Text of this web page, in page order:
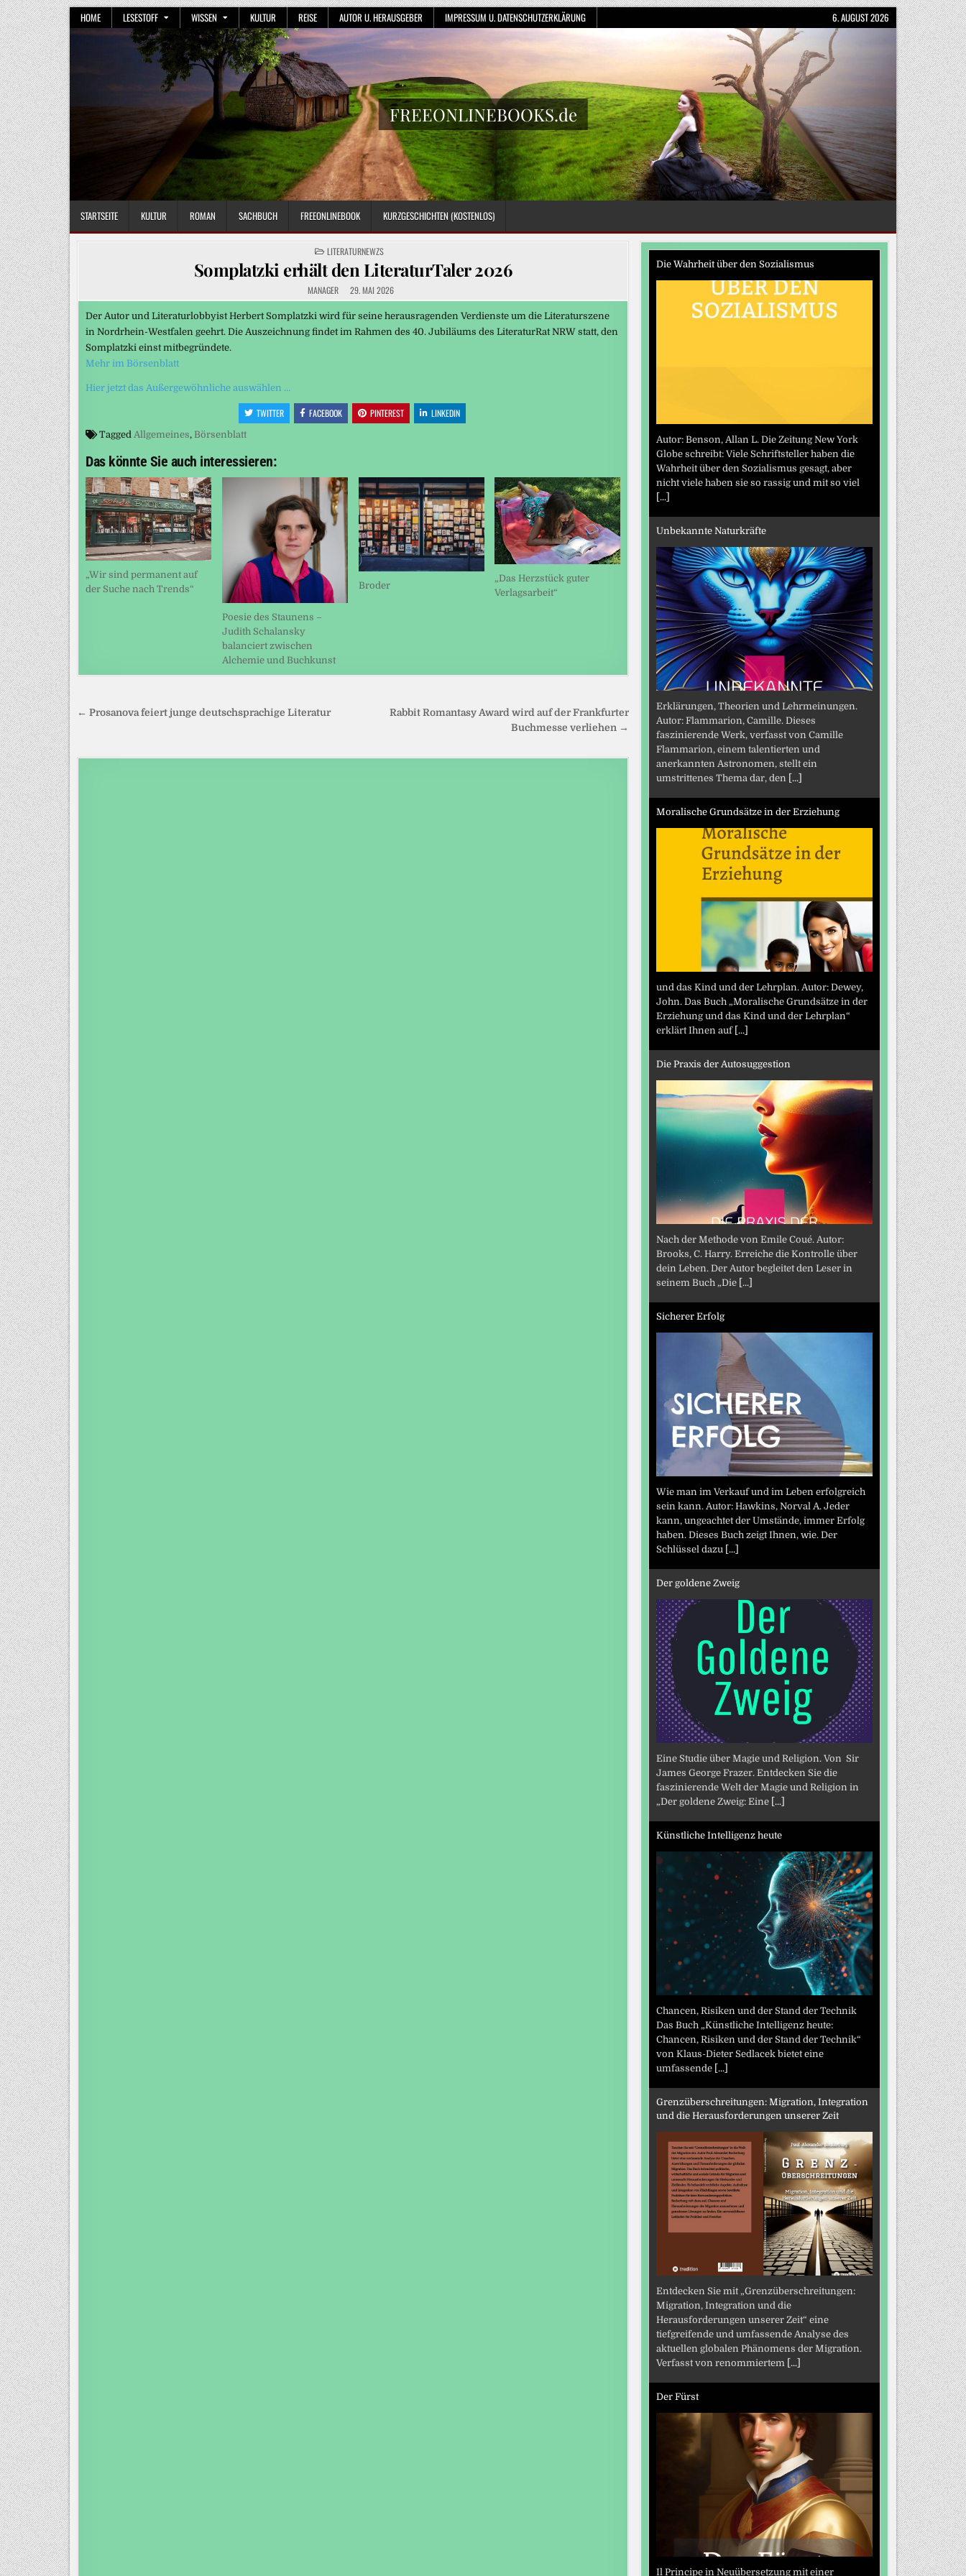
Skip
to
content
HOME LESESTOFF WISSEN KULTUR REISE AUTOR U. HERAUSGEBER IMPRESSUM U. DATENSCHUTZERKLÄRUNG 6. AUGUST 2026
FREEONLINEBOOKS.de
STARTSEITE KULTUR ROMAN SACHBUCH FREEONLINEBOOK KURZGESCHICHTEN (KOSTENLOS)
POSTED
IN
LITERATURNEWZS
Somplatzki erhält den LiteraturTaler 2026
MANAGER 29. MAI 2026
Der Autor und Literaturlobbyist Herbert Somplatzki wird für seine herausragenden Verdienste um die Literaturszene
in Nordrhein-Westfalen geehrt. Die Auszeichnung findet im Rahmen des 40. Jubiläums des LiteraturRat NRW statt, den
Somplatzki einst mitbegründete.
Mehr im Börsenblatt
Hier jetzt das Außergewöhnliche auswählen …
TWITTER FACEBOOK PINTEREST LINKEDIN
Tagged Allgemeines, Börsenblatt
Das könnte Sie auch interessieren:
„Wir sind permanent auf
der Suche nach Trends“
Poesie des Staunens –
Judith Schalansky
balanciert zwischen
Alchemie und Buchkunst
Broder
„Das Herzstück guter
Verlagsarbeit“
Beitragsnavigation
Rabbit Romantasy Award wird auf der Frankfurter
Buchmesse verliehen →
← Prosanova feiert junge deutschsprachige Literatur
Die Wahrheit über den Sozialismus
Autor: Benson, Allan L. Die Zeitung New York
Globe schreibt: Viele Schriftsteller haben die
Wahrheit über den Sozialismus gesagt, aber
nicht viele haben sie so rassig und mit so viel
[...]
Unbekannte Naturkräfte
Erklärungen, Theorien und Lehrmeinungen.
Autor: Flammarion, Camille. Dieses
faszinierende Werk, verfasst von Camille
Flammarion, einem talentierten und
anerkannten Astronomen, stellt ein
umstrittenes Thema dar, den [...]
Moralische Grundsätze in der Erziehung
und das Kind und der Lehrplan. Autor: Dewey,
John. Das Buch „Moralische Grundsätze in der
Erziehung und das Kind und der Lehrplan“
erklärt Ihnen auf [...]
Die Praxis der Autosuggestion
Nach der Methode von Emile Coué. Autor:
Brooks, C. Harry. Erreiche die Kontrolle über
dein Leben. Der Autor begleitet den Leser in
seinem Buch „Die [...]
Sicherer Erfolg
Wie man im Verkauf und im Leben erfolgreich
sein kann. Autor: Hawkins, Norval A. Jeder
kann, ungeachtet der Umstände, immer Erfolg
haben. Dieses Buch zeigt Ihnen, wie. Der
Schlüssel dazu [...]
Der goldene Zweig
Eine Studie über Magie und Religion. Von Sir
James George Frazer. Entdecken Sie die
faszinierende Welt der Magie und Religion in
„Der goldene Zweig: Eine [...]
Künstliche Intelligenz heute
Chancen, Risiken und der Stand der Technik
Das Buch „Künstliche Intelligenz heute:
Chancen, Risiken und der Stand der Technik“
von Klaus-Dieter Sedlacek bietet eine
umfassende [...]
Grenzüberschreitungen: Migration, Integration
und die Herausforderungen unserer Zeit
Entdecken Sie mit „Grenzüberschreitungen:
Migration, Integration und die
Herausforderungen unserer Zeit“ eine
tiefgreifende und umfassende Analyse des
aktuellen globalen Phänomens der Migration.
Verfasst von renommiertem [...]
Der Fürst
Il Principe in Neuübersetzung mit einer